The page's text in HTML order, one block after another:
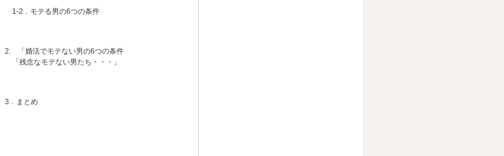
1-2．モテる男の6つの条件
2. 「婚活でモテない男の6つの条件
「残念なモテない男たち・・・」
3．まとめ